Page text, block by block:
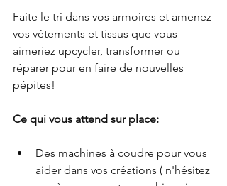
Faite le tri dans vos armoires et amenez
vos vêtements et tissus que vous
aimeriez upcycler, transformer ou
réparer pour en faire de nouvelles
pépites!
Ce qui vous attend sur place:
Des machines à coudre pour vous
aider dans vos créations ( n'hésitez